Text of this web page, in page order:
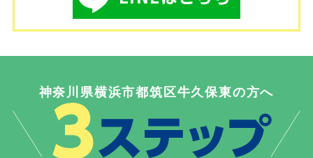
神奈川県横浜市都筑区牛久保東の方へ